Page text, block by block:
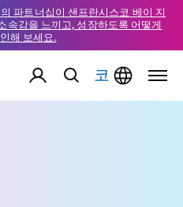
파트너십이 샌프란시스코 베이 지
속감을 느끼고, 성장하도록 어떻게
해 보세요.
코